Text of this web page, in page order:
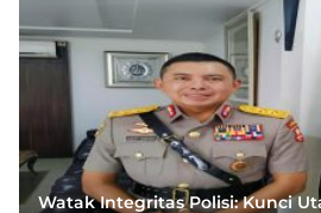
Watak Integritas Polisi: Kunci